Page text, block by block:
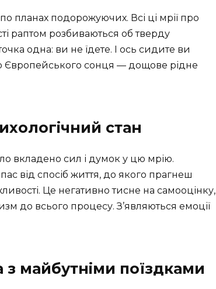
планах подорожуючих. Всі ці мрії про
раптом розбиваються об тверду
одна: ви не їдете. І ось сидите ви
Європейського сонця — дощове рідне
стан
вкладено сил і думок у цю мрію.
від спосіб життя, до якого прагнеш
Це негативно тисне на самооцінку,
до всього процесу. З’являються емоції
з майбутніми поїздками